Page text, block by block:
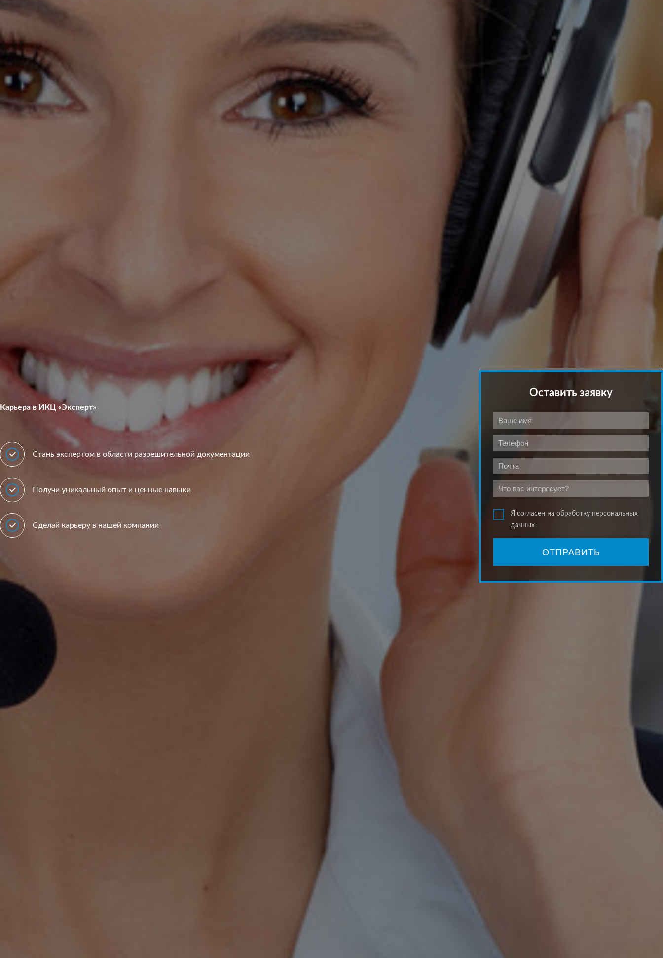
Карьера в ИКЦ «Эксперт»
Стань экспертом в области разрешительной документации
Получи уникальный опыт и ценные навыки
Сделай карьеру в нашей компании
Оставить заявку
Я согласен на обработку персональных
данных